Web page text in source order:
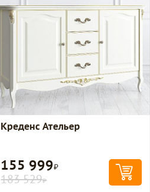
Креденс Ательер
155 999Р
183 529Р